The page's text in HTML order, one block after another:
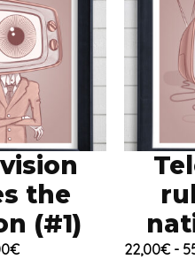
the
(#1)
€Fascia
22,00€ -